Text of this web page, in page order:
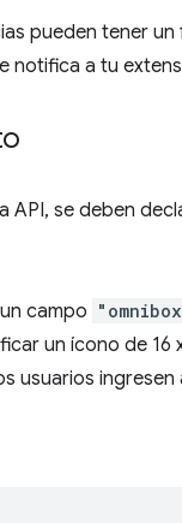
pueden tener
notifica a tu
API, se deben
campo
un ícono de 16
usuarios